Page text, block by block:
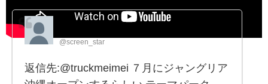
So many men, so many minds.
@screen_star
返信先:@truckmeimei ７月にジャングリア